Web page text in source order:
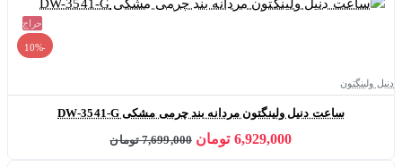
حراج
-10%
دنیل ولینگتون
ساعت دنیل ولینگتون مردانه بند چرمی مشکی DW-3541-G
6,929,000 تومان 7,699,000 تومان